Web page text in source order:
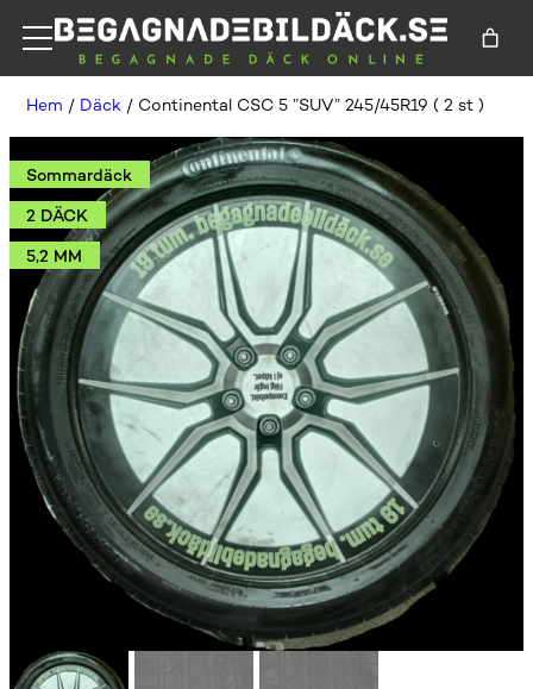
Hem / Däck / Continental CSC 5 ”SUV” 245/45R19 ( 2 st )
Sommardäck
2 DÄCK
5,2 MM